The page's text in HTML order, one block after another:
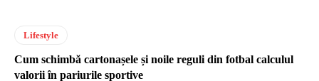
Lifestyle
Cum schimbă cartonașele și noile reguli din fotbal calculul
valorii în pariurile sportive